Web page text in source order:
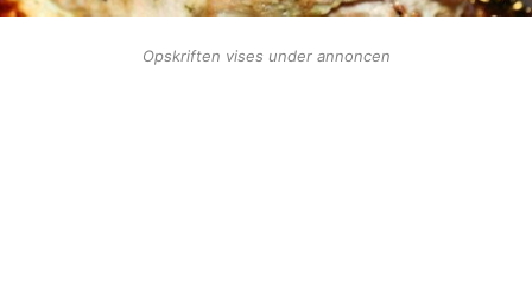
Opskriften vises under annoncen